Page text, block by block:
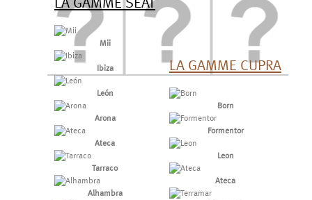
LA GAMME SEAT
Mii
Ibiza
León
Arona
Ateca
Tarraco
Alhambra
LA GAMME CUPRA
Born
Formentor
Leon
Ateca